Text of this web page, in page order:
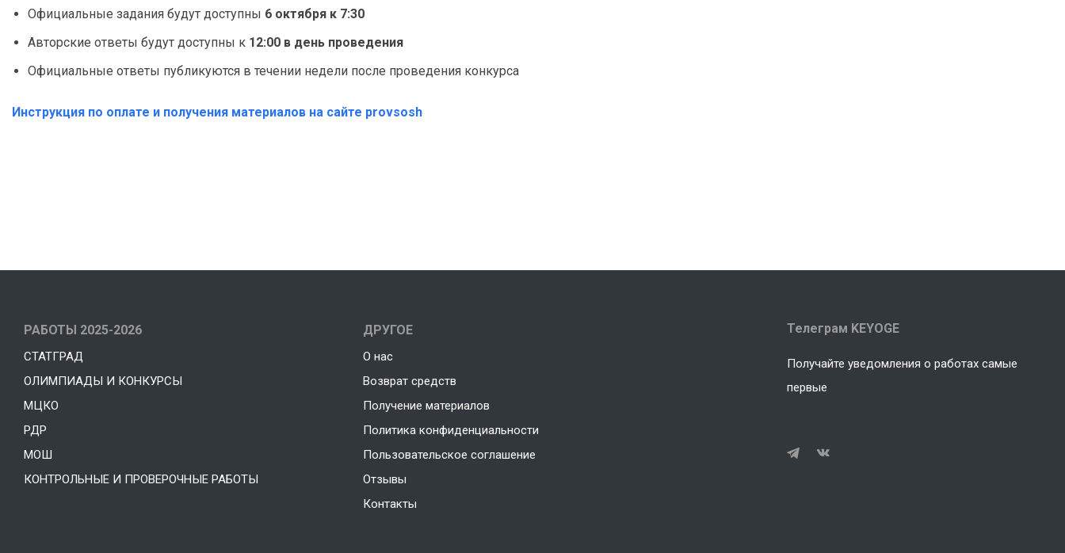
Официальные задания будут доступны 6 октября к 7:30
Авторские ответы будут доступны к 12:00 в день проведения
Официальные ответы публикуются в течении недели после проведения конкурса
Инструкция по оплате и получения материалов на сайте provsosh
РАБОТЫ 2025-2026
СТАТГРАД
ОЛИМПИАДЫ И КОНКУРСЫ
МЦКО
РДР
МОШ
КОНТРОЛЬНЫЕ И ПРОВЕРОЧНЫЕ РАБОТЫ
ДРУГОЕ
О нас
Возврат средств
Получение материалов
Политика конфиденциальности
Пользовательское соглашение
Отзывы
Контакты
Телеграм KEYOGE
Получайте уведомления о работах самые
первые